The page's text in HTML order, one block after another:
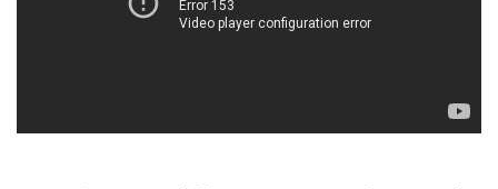
時事